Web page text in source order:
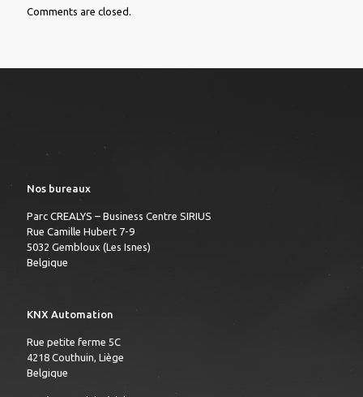
Comments are closed.
Nos bureaux
Parc CREALYS – Business Centre SIRIUS
Rue Camille Hubert 7-9
5032 Gembloux (Les Isnes)
Belgique
KNX Automation
Rue petite ferme 5C
4218 Couthuin, Liège
Belgique